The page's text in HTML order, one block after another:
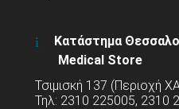
Κατάστημα
Medical Store
Τσιμισκή 137 (Περιοχή
Τηλ: 2310 225005, 2310